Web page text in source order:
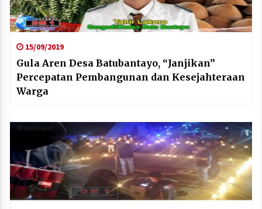
15/09/2019
Gula Aren Desa Batubantayo, “Janjikan”
Percepatan Pembangunan dan Kesejahteraan
Warga